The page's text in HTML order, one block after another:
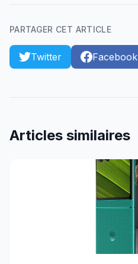
PARTAGER CET ARTICLE
Twitter Facebook
Articles similaires